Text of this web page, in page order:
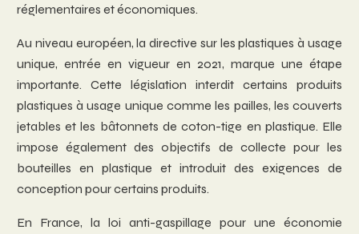
réglementaires et économiques.
Au niveau européen, la directive sur les plastiques à usage
unique, entrée en vigueur en 2021, marque une étape
importante. Cette législation interdit certains produits
plastiques à usage unique comme les pailles, les couverts
jetables et les bâtonnets de coton-tige en plastique. Elle
impose également des objectifs de collecte pour les
bouteilles en plastique et introduit des exigences de
conception pour certains produits.
En France, la loi anti-gaspillage pour une économie